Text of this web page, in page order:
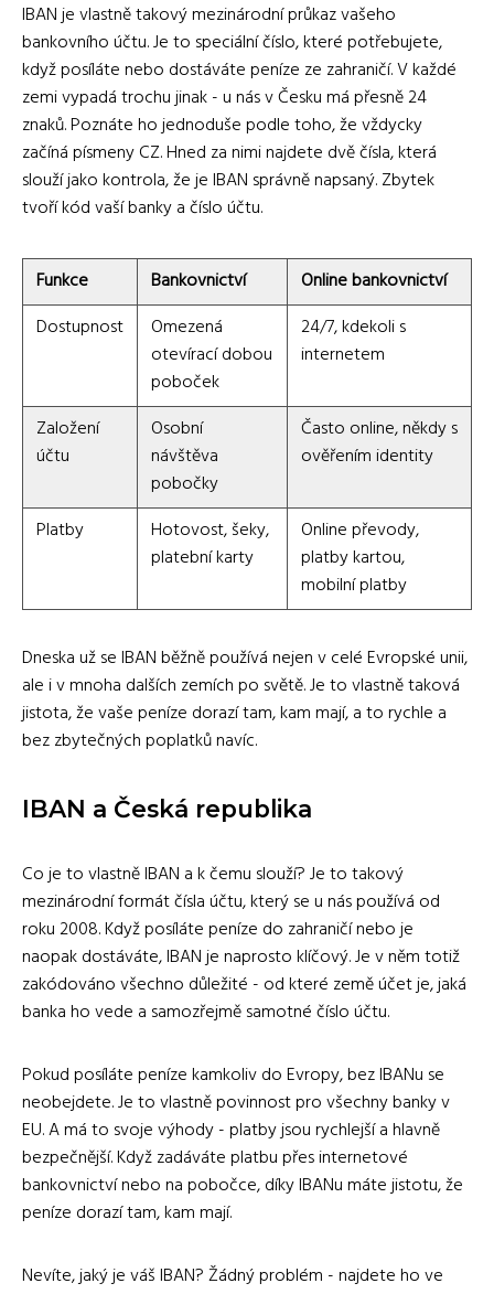
IBAN je vlastně takový mezinárodní průkaz vašeho
bankovního účtu. Je to speciální číslo, které potřebujete,
když posíláte nebo dostáváte peníze ze zahraničí. V každé
zemi vypadá trochu jinak - u nás v Česku má přesně 24
znaků. Poznáte ho jednoduše podle toho, že vždycky
začíná písmeny CZ. Hned za nimi najdete dvě čísla, která
slouží jako kontrola, že je IBAN správně napsaný. Zbytek
tvoří kód vaší banky a číslo účtu.
Funkce Bankovnictví
Online bankovnictví
Dostupnost
Omezená
otevírací dobou
poboček
24/7, kdekoli s
internetem
Založení
účtu
Osobní
návštěva
pobočky
Často online, někdy s
ověřením identity
Platby
Hotovost, šeky,
platební karty
Online převody,
platby kartou,
mobilní platby
Dneska už se IBAN běžně používá nejen v celé Evropské unii,
ale i v mnoha dalších zemích po světě. Je to vlastně taková
jistota, že vaše peníze dorazí tam, kam mají, a to rychle a
bez zbytečných poplatků navíc.
IBAN a Česká republika
Co je to vlastně IBAN a k čemu slouží? Je to takový
mezinárodní formát čísla účtu, který se u nás používá od
roku 2008. Když posíláte peníze do zahraničí nebo je
naopak dostáváte, IBAN je naprosto klíčový. Je v něm totiž
zakódováno všechno důležité - od které země účet je, jaká
banka ho vede a samozřejmě samotné číslo účtu.
Pokud posíláte peníze kamkoliv do Evropy, bez IBANu se
neobejdete. Je to vlastně povinnost pro všechny banky v
EU. A má to svoje výhody - platby jsou rychlejší a hlavně
bezpečnější. Když zadáváte platbu přes internetové
bankovnictví nebo na pobočce, díky IBANu máte jistotu, že
peníze dorazí tam, kam mají.
Nevíte, jaký je váš IBAN? Žádný problém - najdete ho ve